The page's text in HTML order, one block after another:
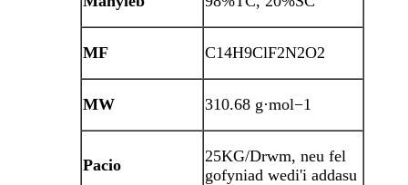
MF C14H9ClF2N2O2
MW 310.68 g·mol−1
Pacio
25KG/Drwm, neu fel
gofyniad wedi'i addasu